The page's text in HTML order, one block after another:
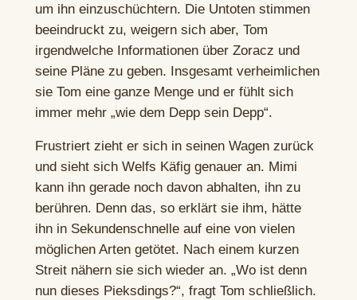
um ihn einzuschüchtern. Die Untoten stimmen
beeindruckt zu, weigern sich aber, Tom
irgendwelche Informationen über Zoracz und
seine Pläne zu geben. Insgesamt verheimlichen
sie Tom eine ganze Menge und er fühlt sich
immer mehr „wie dem Depp sein Depp“.
Frustriert zieht er sich in seinen Wagen zurück
und sieht sich Welfs Käfig genauer an. Mimi
kann ihn gerade noch davon abhalten, ihn zu
berühren. Denn das, so erklärt sie ihm, hätte
ihn in Sekundenschnelle auf eine von vielen
möglichen Arten getötet. Nach einem kurzen
Streit nähern sie sich wieder an. „Wo ist denn
nun dieses Pieksdings?“, fragt Tom schließlich.